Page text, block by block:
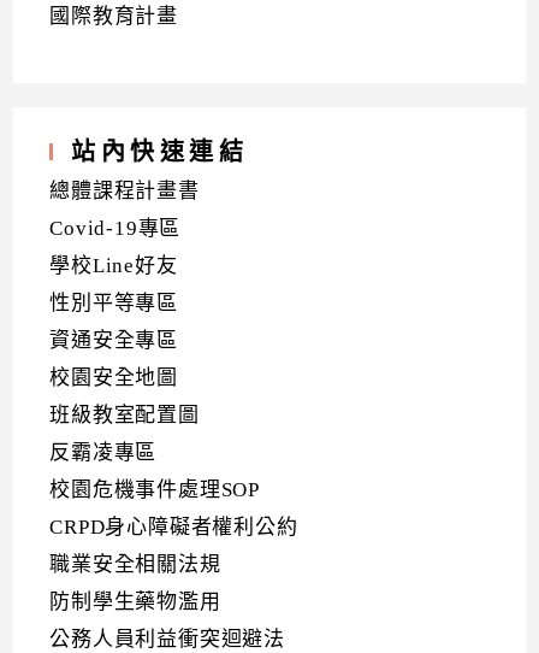
國際教育計畫
站內快速連結
總體課程計畫書
Covid-19專區
學校Line好友
性別平等專區
資通安全專區
校園安全地圖
班級教室配置圖
反霸凌專區
校園危機事件處理SOP
CRPD身心障礙者權利公約
職業安全相關法規
防制學生藥物濫用
公務人員利益衝突迴避法